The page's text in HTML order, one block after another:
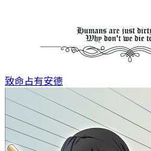
致命占有安德